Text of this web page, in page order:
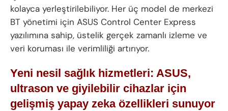
kolayca yerleştirilebiliyor. Her üç model de merkezi
BT yönetimi için ASUS Control Center Express
yazılımına sahip, üstelik gerçek zamanlı izleme ve
veri koruması ile verimliliği artırıyor.
Yeni nesil sağlık hizmetleri: ASUS,
ultrason ve giyilebilir cihazlar için
gelişmiş yapay zeka özellikleri sunuyor